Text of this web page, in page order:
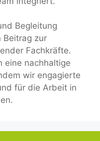
Begleitung
Beitrag zur
Fachkräfte.
eine nachhaltige
wir engagierte
für die Arbeit in